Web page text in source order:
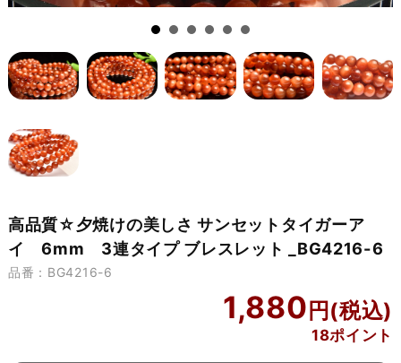
高品質☆夕焼けの美しさ サンセットタイガーア
イ 6mm 3連タイプ ブレスレット _BG4216-6
品番：BG4216-6
1,880
18ポイント